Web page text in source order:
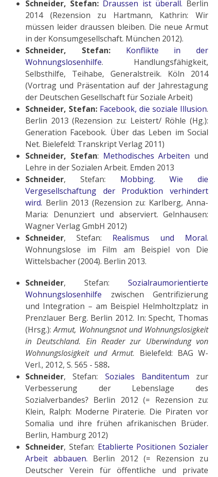
Schneider, Stefan: Draussen ist überall. Berlin
2014 (Rezension zu Hartmann, Kathrin: Wir
müssen leider draussen bleiben. Die neue Armut
in der Konsumgesellschaft. München 2012).
Schneider, Stefan: Konflikte in der
Wohnungslosenhilfe. Handlungsfähigkeit,
Selbsthilfe, Teihabe, Generalstreik. Köln 2014
(Vortrag und Präsentation auf der Jahrestagung
der Deutschen Gesellschaft für Soziale Arbeit)
Schneider, Stefan: Facebook, die soziale Illusion.
Berlin 2013 (Rezension zu: Leistert/ Röhle (Hg.):
Generation Facebook. Über das Leben im Social
Net. Bielefeld: Transkript Verlag 2011)
Schneider, Stefan: Methodisches Arbeiten und
Lehre in der Sozialen Arbeit. Emden 2013
Schneider, Stefan: Mobbing. Wie die
Vergesellschaftung der Produktion verhindert
wird. Berlin 2013 (Rezen­sion zu: Karlberg, Anna-
Maria: Denunziert und abserviert. Gelnhausen:
Wagner Verlag GmbH 2012)
Schneider, Stefan: Realismus und Moral.
Wohnungslose im Film am Bei­spiel von Die
Wittelsbacher (2004). Berlin 2013.
Schneider, Stefan: Sozialraumorientierte
Wohnungslosenhilfe zwischen Gentrifizierung
und Integration – am Beispiel Helmholtzplatz in
Prenzlauer Berg. Berlin 2012. In: Specht, Thomas
(Hrsg.):Armut, Wohnungsnot und Wohnungslosigkeit
in Deutschland. Ein Reader zur Uberwindung von
Wohnungslosigkeit und Armut. Bielefeld: BAG W-
Verl., 2012, S. 565 - 588.
Schneider, Stefan: Soziales Banditentum zur
Verbesserung der Lebenslage des
Sozialverbandes? Berlin 2012 (= Rezension zu:
Klein, Ralph: Moderne Piraterie. Die Piraten vor
Somalia und ihre frühen afrikanischen Brüder.
Berlin, Hamburg 2012)
Schneider, Stefan: Etablierte Positionen Sozialer
Arbeit abbauen. Berlin 2012 (= Rezension zu
Deutscher Verein für öffentliche und private